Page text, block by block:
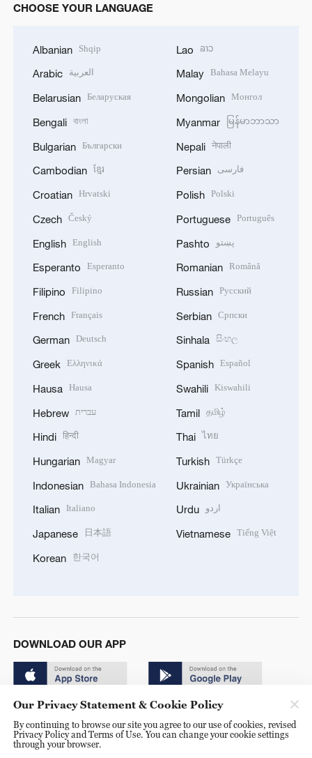
CHOOSE YOUR LANGUAGE
Albanian Shqip
Arabic العربية
Belarusian Беларуская
Bengali বাংলা
Bulgarian Български
Cambodian ខ្មែរ
Croatian Hrvatski
Czech Český
English English
Esperanto Esperanto
Filipino Filipino
French Français
German Deutsch
Greek Ελληνικά
Hausa Hausa
Hebrew עברית
Hindi हिन्दी
Hungarian Magyar
Indonesian Bahasa Indonesia
Italian Italiano
Japanese 日本語
Korean 한국어
Lao ລາວ
Malay Bahasa Melayu
Mongolian Монгол
Myanmar မြန်မာဘာသာ
Nepali नेपाली
Persian فارسی
Polish Polski
Portuguese Português
Pashto پښتو
Romanian Română
Russian Русский
Serbian Српски
Sinhala සිංහල
Spanish Español
Swahili Kiswahili
Tamil தமிழ்
Thai ไทย
Turkish Türkçe
Ukrainian Українська
Urdu اردو
Vietnamese Tiếng Việt
DOWNLOAD OUR APP
© China Radio International.CRI. All Rights Reserved. 16A
Our Privacy Statement & Cookie Policy
By continuing to browse our site you agree to our use of cookies, revised
Privacy Policy and Terms of Use. You can change your cookie settings
through your browser.